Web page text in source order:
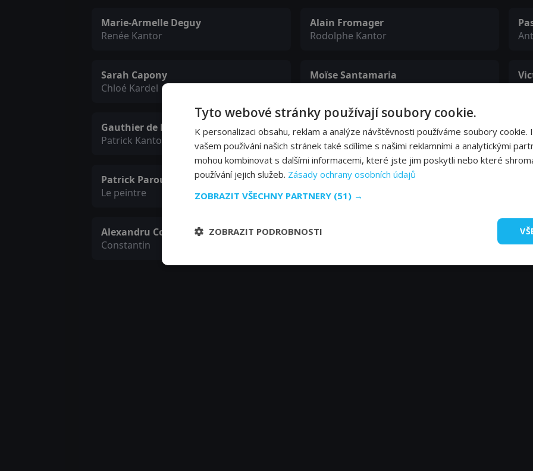
Marie-Armelle Deguy
Renée Kantor
Alain Fromager
Rodolphe Kantor
Sarah Capony
Chloé Kardel
Moïse Santamaria
Gauthier de Fauconval
Patrick Kantor
Lou Dante
Badou le clodo
Patrick Paroux
Le peintre
Sabine Pakora
Aduna la coiffeuse
Alexandru Cornita
Constantin
Mehdi Beddouche
Tyto webové stránky používají soubory cookie.
K personalizaci obsahu, reklam a analýze návštěvnosti používáme soubory cookie.
vašem používání našich stránek také sdílíme s našimi reklamními a analytickými
mohou kombinovat s dalšími informacemi, které jste jim poskytli nebo které
používání jejich služeb. Zásady ochrany osobních údajů
ZOBRAZIT VŠECHNY PARTNERY (51) →
ZOBRAZIT PODROBNOSTI